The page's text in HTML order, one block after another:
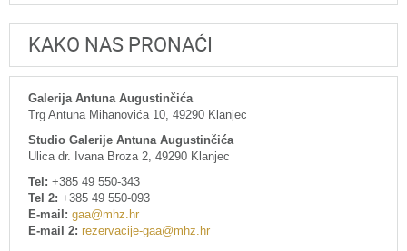
KAKO NAS PRONAĆI
Galerija Antuna Augustinčića
Trg Antuna Mihanovića 10, 49290 Klanjec
Studio Galerije Antuna Augustinčića
Ulica dr. Ivana Broza 2, 49290 Klanjec
Tel: +385 49 550-343
Tel 2: +385 49 550-093
E-mail: gaa@mhz.hr
E-mail 2: rezervacije-gaa@mhz.hr